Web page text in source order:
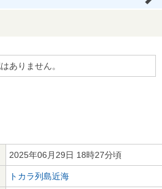
ありません。
2025年06月29日 18時27分頃
トカラ列島近海